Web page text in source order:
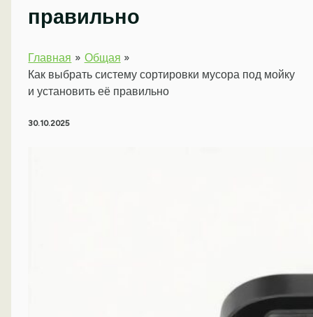
правильно
Главная
Общая
Как выбрать систему сортировки мусора под мойку
и установить её правильно
30.10.2025